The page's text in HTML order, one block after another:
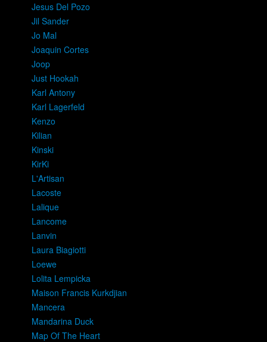
Jesus Del Pozo
Jil Sander
Jo Mal
Joaquin Cortes
Joop
Just Hookah
Karl Antony
Karl Lagerfeld
Kenzo
Kilian
Kinski
KirKi
L'Artisan
Lacoste
Lalique
Lancome
Lanvin
Laura Biagiotti
Loewe
Lolita Lempicka
Maison Francis Kurkdjian
Mancera
Mandarina Duck
Map Of The Heart